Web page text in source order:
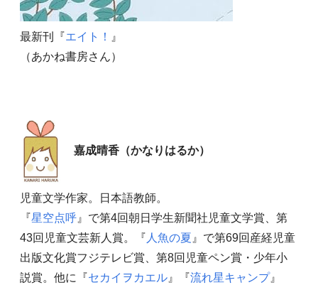
最新刊『エイト！
』
（あかね書房さん）
嘉成晴香（かなりはるか）
児童文学作家。日本語教師。
『星空点呼』で第4回朝日学生新聞社児童文学賞、第
43回児童文芸新人賞。『 人魚の夏 』で第69回産経児童
出版文化賞フジテレビ賞、第8回児童ペン賞・少年小
説賞。他に『セカイヲカエル』『流れ星キャンプ』